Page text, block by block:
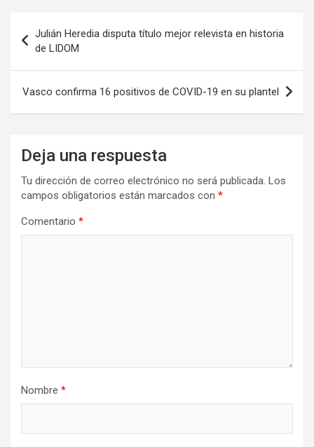
de
entradas
Julián Heredia disputa título mejor relevista en historia
de LIDOM
Vasco confirma 16 positivos de COVID-19 en su plantel
Deja una respuesta
Tu dirección de correo electrónico no será publicada. Los
campos obligatorios están marcados con *
Comentario *
Nombre *